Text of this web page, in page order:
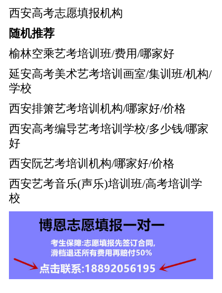
西安高考志愿填报机构
随机推荐
榆林空乘艺考培训班/费用/哪家好
延安高考美术艺考培训画室/集训班/机构/
学校
西安排箫艺考培训机构/哪家好/价格
西安高考编导艺考培训学校/多少钱/哪家
好
西安阮艺考培训机构/哪家好/价格
西安艺考音乐(声乐)培训班/高考培训学
校